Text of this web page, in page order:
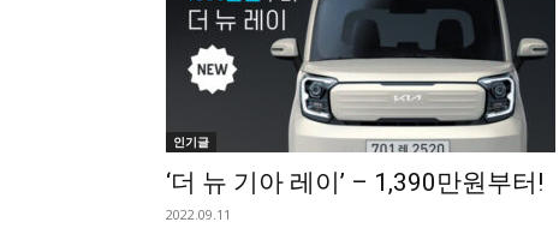
인기글
‘더 뉴 기아 레이’ – 1,390만원부터!
2022.09.11